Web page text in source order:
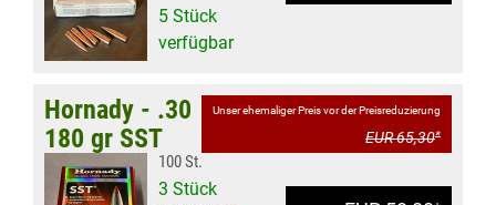
5 Stück
verfügbar
Unser ehemaliger Preis vor der Preisreduzierung
EUR 65,30*
Hornady - .30
180 gr SST
100 St.
3 Stück